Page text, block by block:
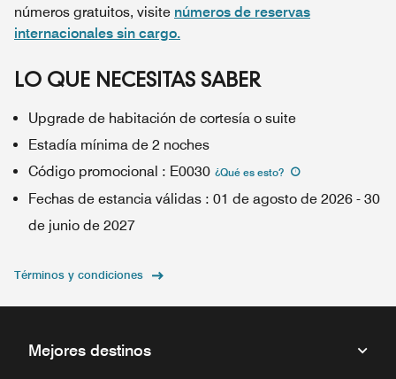
números gratuitos, visite números de reservas
internacionales sin cargo.
LO QUE NECESITAS SABER
Upgrade de habitación de cortesía o suite
Estadía mínima de 2 noches
Código promocional : E0030 ¿Qué es esto?
Fechas de estancia válidas : 01 de agosto de 2026 - 30
de junio de 2027
Términos y condiciones
Mejores destinos